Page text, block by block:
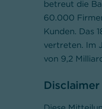
betreut die
60.000
Kunden. Das
vertreten. Im
von 9,2
Disclaimer